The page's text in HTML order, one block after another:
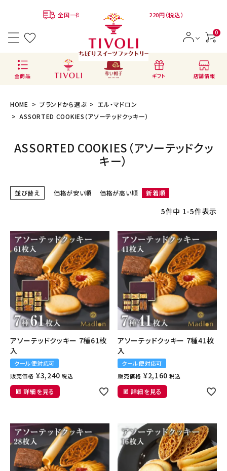
全国一律780円 ※クール便代：別途220円（税込）
0
全商品 ギフト 店舗情報
ACCOUNT MENU
ログイン
CATEGORIES カテゴリから選ぶ
PRICE 価格から探す
GIFT ギフトシーンから探す
ご利用ガイド
プライバシーポリシー
特定商取引法について
お問い合わせ
HOME ブランドから選ぶ
エル・マドロン
ASSORTED COOKIES（アソーテッドクッキー）
ASSORTED COOKIES（アソーテッドクッ
キー）
並び替え 価格が安い順 価格が高い順 新着順
5件中 1-5件表示
アソーテッドクッキー 7種61枚
入
クール便対応可
販売価格 ¥3,240 税込
詳細を見る
アソーテッドクッキー 7種41枚
入
クール便対応可
販売価格 ¥2,160 税込
詳細を見る